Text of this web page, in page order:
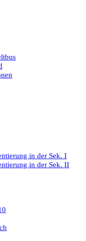
in der Sek. I
in der Sek. II